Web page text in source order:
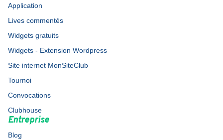
Application
Lives commentés
Widgets gratuits
Widgets - Extension Wordpress
Site internet MonSiteClub
Tournoi
Convocations
Clubhouse
Entreprise
Blog